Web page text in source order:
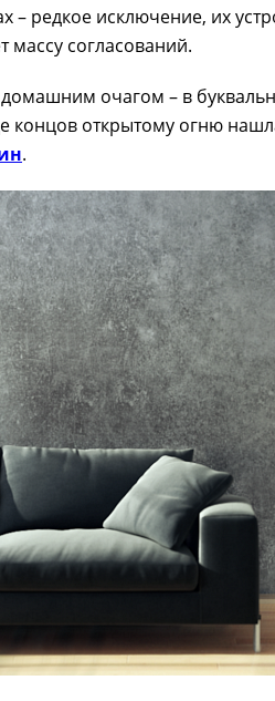
– редкое исключение, их
массу согласований.
очагом – в
концов открытому огню
.